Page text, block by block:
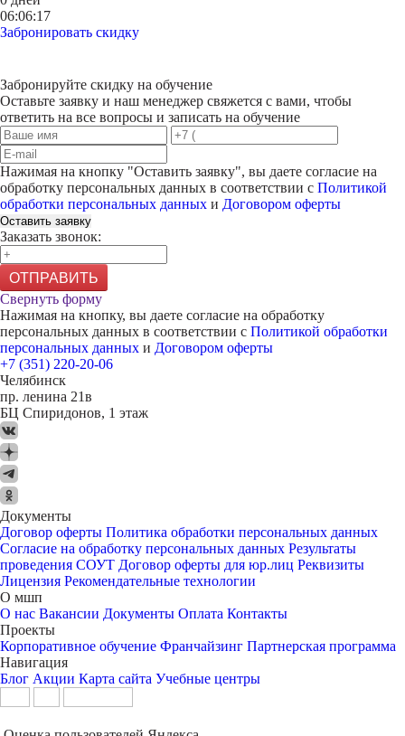
06:06:17
Забронировать скидку
Забронируйте скидку на обучение
Оставьте заявку и наш менеджер свяжется с вами, чтобы
ответить на все вопросы и записать на обучение
Нажимая на кнопку "Оставить заявку", вы даете согласие на
обработку персональных данных в соответствии с Политикой
обработки персональных данных и Договором оферты
Оставить заявку
Заказать звонок:
ОТПРАВИТЬ
Свернуть форму
Нажимая на кнопку, вы даете согласие на обработку
персональных данных в соответствии с Политикой обработки
персональных данных и Договором оферты
+7 (351) 220-20-06
Челябинск
пр. ленина 21в
БЦ Спиридонов, 1 этаж
Документы
Договор оферты Политика обработки персональных данных
Согласие на обработку персональных данных Результаты
проведения СОУТ Договор оферты для юр.лиц Реквизиты
Лицензия Рекомендательные технологии
О мшп
О нас Вакансии Документы Оплата Контакты
Проекты
Корпоративное обучение Франчайзинг Партнерская программа
Навигация
Блог Акции Карта сайта Учебные центры